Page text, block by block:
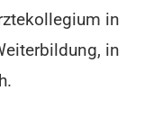
in
in